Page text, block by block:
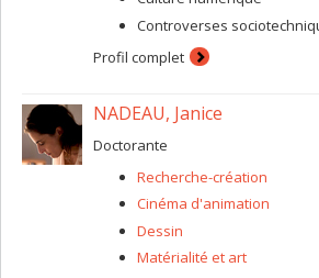
Controverses
Profil complet
NADEAU, Janice
Doctorante
Recherche-création
Cinéma d'animation
Dessin
Matérialité et art